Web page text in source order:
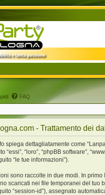
FAQ
- Trattamento dei
spiega dettagliatamente come
“essi”, “loro”, “phpBB software”,
“le tue informazioni”).
sono raccolte in due modi. In
scaricati nei file temporanei del tuo
“session-id”), assegnato